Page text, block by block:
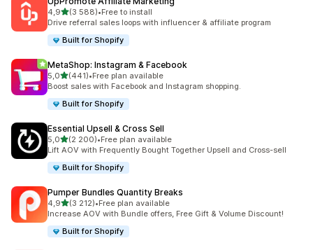
4,9na 5 gwiazdek
(3 588)
Łączna liczba recenzji: 3588
•Free to install
Drive referral sales loops with influencer & affiliate program
Built for Shopify
MetaShop: Instagram & Facebook
5,0na 5 gwiazdek
(441)
Łączna liczba recenzji: 441
•Free plan available
Boost sales with Facebook and Instagram shopping.
Built for Shopify
Essential Upsell & Cross Sell
5,0na 5 gwiazdek
(2 200)
Łączna liczba recenzji: 2200
•Free plan available
Lift AOV with Frequently Bought Together Upsell and Cross-sell
Built for Shopify
Pumper Bundles Quantity Breaks
4,9na 5 gwiazdek
(3 212)
Łączna liczba recenzji: 3212
•Free plan available
Increase AOV with Bundle offers, Free Gift & Volume Discount!
Built for Shopify